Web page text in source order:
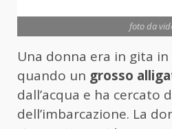
foto da
Una donna era in gita
quando un grosso
dall’acqua e ha cercato
dell’imbarcazione. La